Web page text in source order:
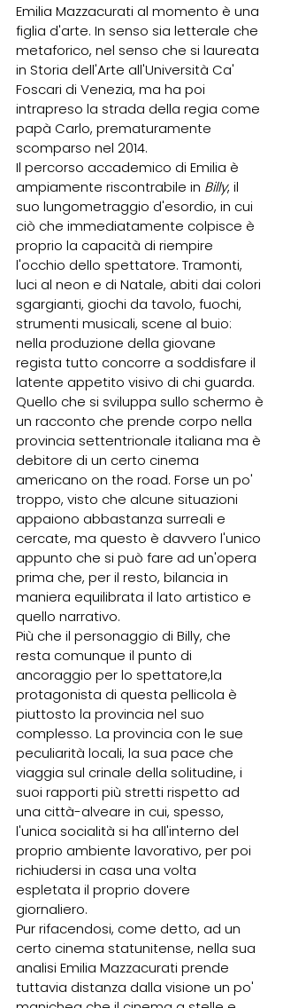
Emilia Mazzacurati al momento è una
figlia d'arte. In senso sia letterale che
metaforico, nel senso che si laureata
in Storia dell'Arte all'Università Ca'
Foscari di Venezia, ma ha poi
intrapreso la strada della regia come
papà Carlo, prematuramente
scomparso nel 2014.
Il percorso accademico di Emilia è
ampiamente riscontrabile in Billy, il
suo lungometraggio d'esordio, in cui
ciò che immediatamente colpisce è
proprio la capacità di riempire
l'occhio dello spettatore. Tramonti,
luci al neon e di Natale, abiti dai colori
sgargianti, giochi da tavolo, fuochi,
strumenti musicali, scene al buio:
nella produzione della giovane
regista tutto concorre a soddisfare il
latente appetito visivo di chi guarda.
Quello che si sviluppa sullo schermo è
un racconto che prende corpo nella
provincia settentrionale italiana ma è
debitore di un certo cinema
americano on the road. Forse un po'
troppo, visto che alcune situazioni
appaiono abbastanza surreali e
cercate, ma questo è davvero l'unico
appunto che si può fare ad un'opera
prima che, per il resto, bilancia in
maniera equilibrata il lato artistico e
quello narrativo.
Più che il personaggio di Billy, che
resta comunque il punto di
ancoraggio per lo spettatore,la
protagonista di questa pellicola è
piuttosto la provincia nel suo
complesso. La provincia con le sue
peculiarità locali, la sua pace che
viaggia sul crinale della solitudine, i
suoi rapporti più stretti rispetto ad
una città-alveare in cui, spesso,
l'unica socialità si ha all'interno del
proprio ambiente lavorativo, per poi
richiudersi in casa una volta
espletata il proprio dovere
giornaliero.
Pur rifacendosi, come detto, ad un
certo cinema statunitense, nella sua
analisi Emilia Mazzacurati prende
tuttavia distanza dalla visione un po'